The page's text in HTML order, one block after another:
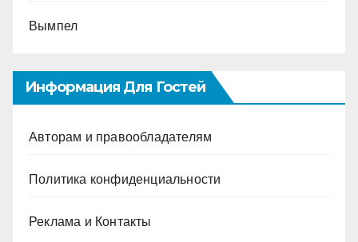
Вымпел
Информация Для Гостей
Авторам и правообладателям
Политика конфиденциальности
Реклама и Контакты